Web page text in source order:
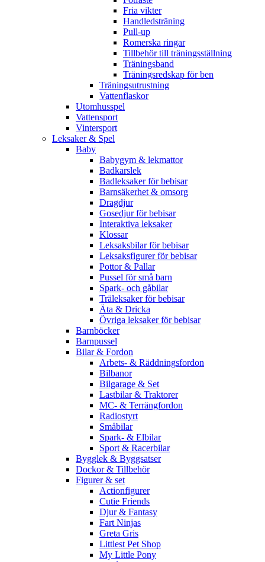
Fria vikter
Handledsträning
Pull-up
Romerska ringar
Tillbehör till träningsställning
Träningsband
Träningsredskap för ben
Träningsutrustning
Vattenflaskor
Utomhusspel
Vattensport
Vintersport
Leksaker & Spel
Baby
Babygym & lekmattor
Badkarslek
Badleksaker för bebisar
Barnsäkerhet & omsorg
Dragdjur
Gosedjur för bebisar
Interaktiva leksaker
Klossar
Leksaksbilar för bebisar
Leksaksfigurer för bebisar
Pottor & Pallar
Pussel för små barn
Spark- och gåbilar
Träleksaker för bebisar
Äta & Dricka
Övriga leksaker för bebisar
Barnböcker
Barnpussel
Bilar & Fordon
Arbets- & Räddningsfordon
Bilbanor
Bilgarage & Set
Lastbilar & Traktorer
MC- & Terrängfordon
Radiostyrt
Småbilar
Spark- & Elbilar
Sport & Racerbilar
Bygglek & Byggsatser
Dockor & Tillbehör
Figurer & set
Actionfigurer
Cutie Friends
Djur & Fantasy
Fart Ninjas
Greta Gris
Littlest Pet Shop
My Little Pony